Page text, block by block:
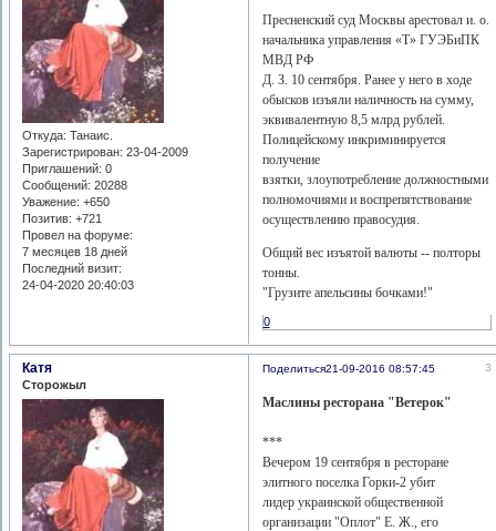
Откуда: Танаис.
Зарегистрирован: 23-04-2009
Приглашений: 0
Сообщений: 20288
Уважение: +650
Позитив: +721
Провел на форуме:
7 месяцев 18 дней
Последний визит:
24-04-2020 20:40:03
Пресненский суд Москвы арестовал и. о.
начальника управления «Т» ГУЭБиПК
МВД РФ
Д. З. 10 сентября. Ранее у него в ходе
обысков изъяли наличность на сумму,
эквивалентную 8,5 млрд рублей.
Полицейскому инкриминируется
получение
взятки, злоупотребление должностными
полномочиями и воспрепятствование
осуществлению правосудия.
Общий вес изъятой валюты -- полторы
тонны.
"Грузите апельсины бочками!"
0
Поделиться 3
21-09-2016 08:57:45
Катя
Сторожыл
Маслины ресторана "Ветерок"
***
Вечером 19 сентября в ресторане
элитного поселка Горки-2 убит
лидер украинской общественной
организации "Оплот" Е. Ж., его